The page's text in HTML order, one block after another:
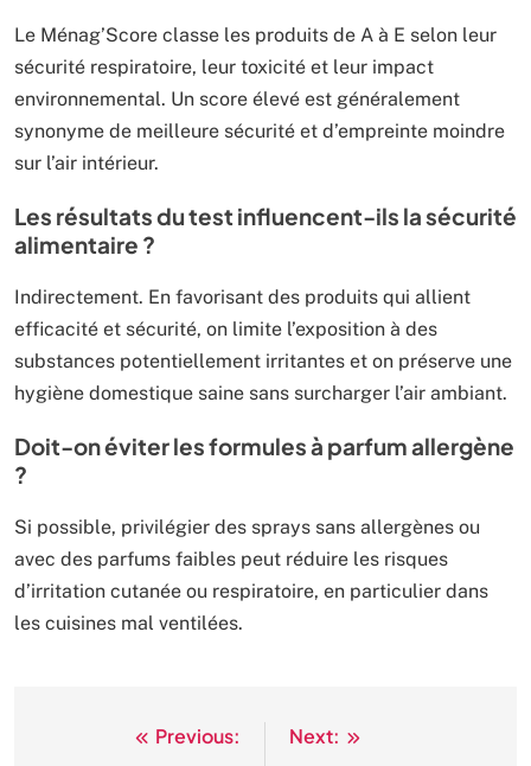
Le Ménag’Score classe les produits de A à E selon leur
sécurité respiratoire, leur toxicité et leur impact
environnemental. Un score élevé est généralement
synonyme de meilleure sécurité et d’empreinte moindre
sur l’air intérieur.
Les résultats du test influencent-ils la sécurité
alimentaire ?
Indirectement. En favorisant des produits qui allient
efficacité et sécurité, on limite l’exposition à des
substances potentiellement irritantes et on préserve une
hygiène domestique saine sans surcharger l’air ambiant.
Doit-on éviter les formules à parfum allergène
?
Si possible, privilégier des sprays sans allergènes ou
avec des parfums faibles peut réduire les risques
d’irritation cutanée ou respiratoire, en particulier dans
les cuisines mal ventilées.
NavigationPrevious:
Next: